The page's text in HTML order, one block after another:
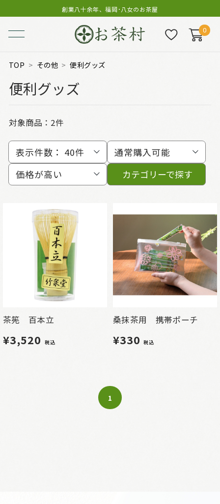
創業八十余年、福岡･八女のお茶屋
0
TOP その他 便利グッズ
便利グッズ
対象商品： 2件
表示件数： 40件
通常購入可能
価格が高い
カテゴリーで探す
茶筅 百本立
¥3,520 税込
桑抹茶用 携帯ポーチ
¥330税込
1